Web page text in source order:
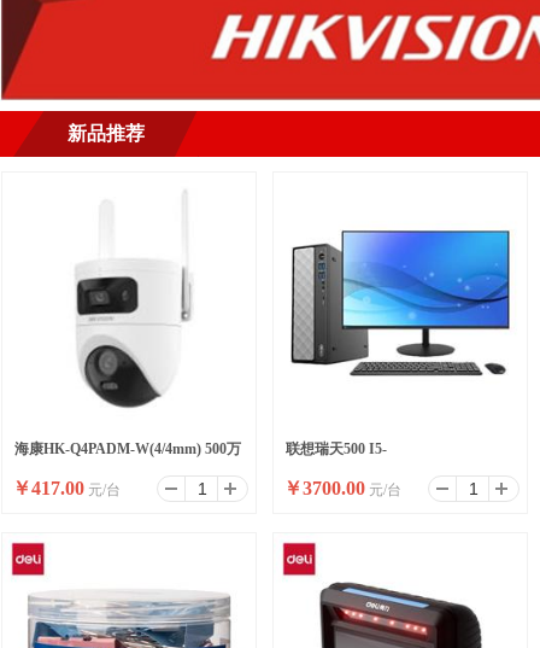
新品推荐
海康HK-Q4PADM-W(4/4mm) 500万
双摄WiFi套装小球
￥417.00 元/台
联想瑞天500 I5-
13500HX/16G/512SSD/WIFI/8
升/W11/ 23.8
￥3700.00 元/台